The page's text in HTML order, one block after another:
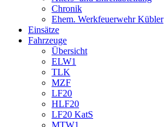
Chronik
Ehem. Werkfeuerwehr Kübler
Einsätze
Fahrzeuge
Übersicht
ELW1
TLK
MZF
LF20
HLF20
LF20 KatS
MTW1